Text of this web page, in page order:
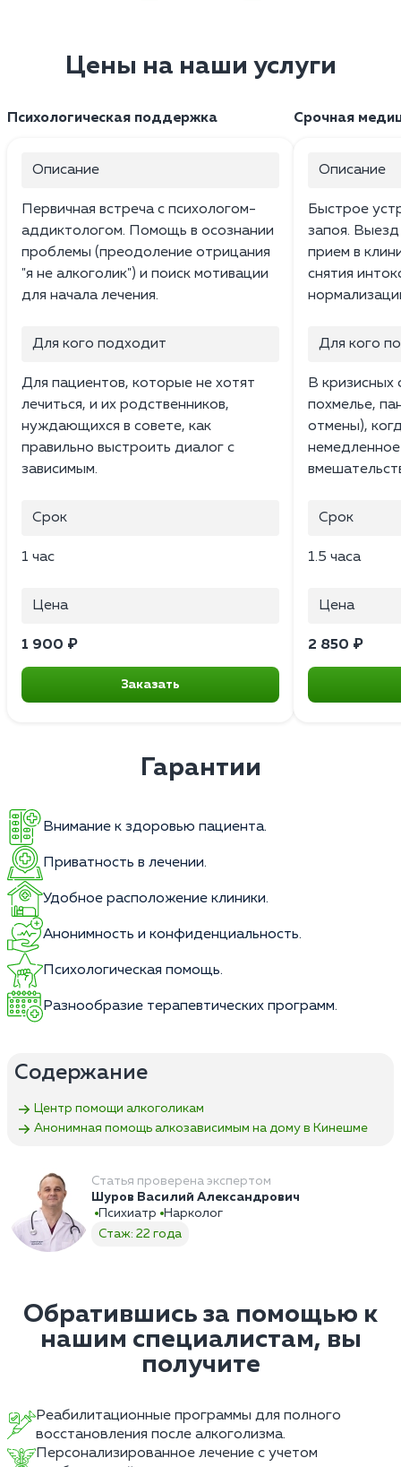
Цены на наши услуги
Психологическая поддержка
Описание
Первичная встреча с психологом-
аддиктологом. Помощь в осознании
проблемы (преодоление отрицания
"я не алкоголик") и поиск мотивации
для начала лечения.
Для кого подходит
Для пациентов, которые не хотят
лечиться, и их родственников,
нуждающихся в совете, как
правильно выстроить диалог с
зависимым.
Срок
1 час
Цена
1 900 ₽
Заказать
Срочная
Описание
Быстрое
запоя.
прием в
снятия
Для кого
В кризисных
похмелье,
отмены),
Срок
1.5 часа
Цена
2 850 ₽
Гарантии
Внимание к здоровью пациента.
Приватность в лечении.
Удобное расположение клиники.
Анонимность и конфиденциальность.
Психологическая помощь.
Разнообразие терапевтических программ.
Содержание
Центр помощи алкоголикам
Анонимная помощь алкозависимым на дому в Кинешме
Статья проверена экспертом
Шуров Василий Александрович
Психиатр
Нарколог
Стаж: 22 года
Обратившись за помощью к
нашим специалистам, вы
получите
Реабилитационные программы для полного
восстановления после алкоголизма.
Персонализированное лечение с учетом